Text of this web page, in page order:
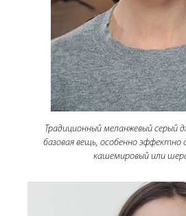
Традиционный меланжевый серый
базовая вещь, особенно
кашемировый или